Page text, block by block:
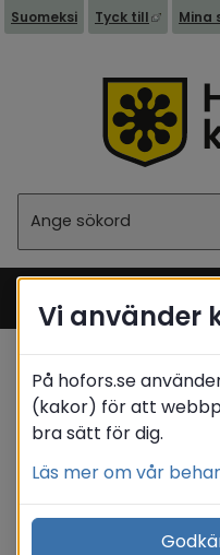
Suomeksi Tyck till Länk till
Mina
Startsida
Barn &
/ Elevhälsa & stöd
Vi använder
På hofors.se
(kakor) för att
bra sätt för dig.
Läs mer om vår